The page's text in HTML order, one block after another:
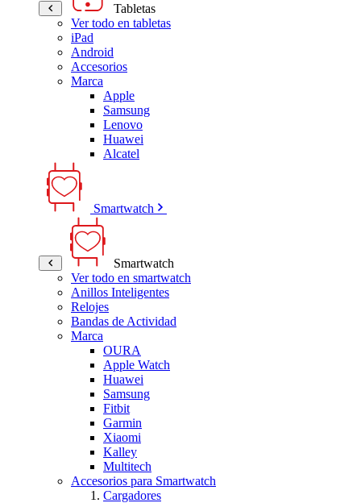
Tabletas
Ver todo en tabletas
iPad
Android
Accesorios
Marca
Apple
Samsung
Lenovo
Huawei
Alcatel
Smartwatch
Smartwatch
Ver todo en smartwatch
Anillos Inteligentes
Relojes
Bandas de Actividad
Marca
OURA
Apple Watch
Huawei
Samsung
Fitbit
Garmin
Xiaomi
Kalley
Multitech
Accesorios para Smartwatch
Cargadores